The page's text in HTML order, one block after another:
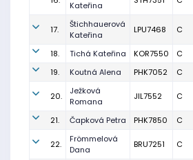
Kateřina
17.
Štichhauerová
Kateřina
LPU7468 C
18. Tichá Kateřina KOR7550 C
19.
Koutná Alena PHK7052 C
20.
Ježková
Romana
JIL7552 C
21. Čapková Petra PHK7850 C
22.
Frömmelová
Dana
BRU7251 C